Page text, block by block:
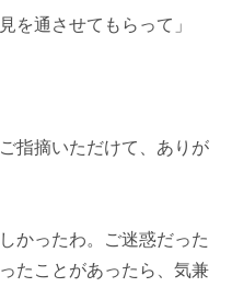
を通させてもらって」
指摘いただけて、ありが
かったわ。ご迷惑だった
たことがあったら、気兼